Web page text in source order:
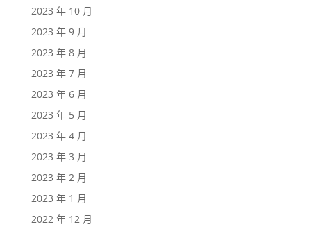
2023 年 10 月
2023 年 9 月
2023 年 8 月
2023 年 7 月
2023 年 6 月
2023 年 5 月
2023 年 4 月
2023 年 3 月
2023 年 2 月
2023 年 1 月
2022 年 12 月